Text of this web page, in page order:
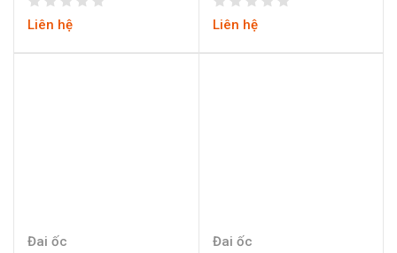
Liên hệ Liên hệ
Đai ốc Đai ốc